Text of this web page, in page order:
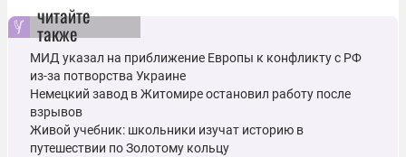
читайте
также
МИД указал на приближение Европы к конфликту с РФ
из-за потворства Украине
Немецкий завод в Житомире остановил работу после
взрывов
Живой учебник: школьники изучат историю в
путешествии по Золотому кольцу